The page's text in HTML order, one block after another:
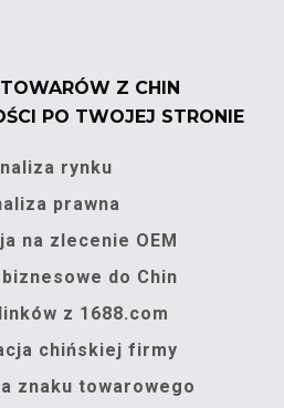
Z CHIN
PO TWOJEJ STRONIE
rynku
prawna
na zlecenie OEM
do Chin
z 1688.com
chińskiej firmy
znaku towarowego